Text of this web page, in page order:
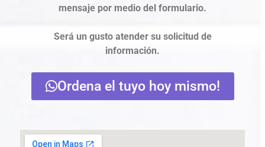
mensaje por medio del formulario.
Será un gusto atender su solicitud de
información.
Ordena el tuyo hoy mismo!